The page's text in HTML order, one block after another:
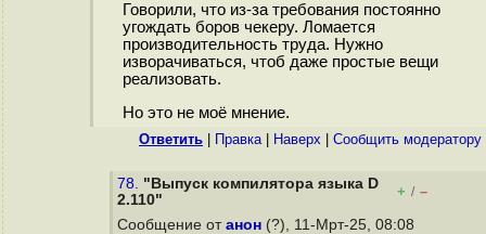
Говорили, что из-за требования постоянно
угождать боров чекеру. Ломается
производительность труда. Нужно
изворачиваться, чтоб даже простые вещи
реализовать.
Но это не моё мнение.
Ответить Правка| Наверх Cообщить модератору
78. "Выпуск компилятора языка D
2.110"
+ / –
Сообщение от анон (?), 11-Мрт-25, 08:08